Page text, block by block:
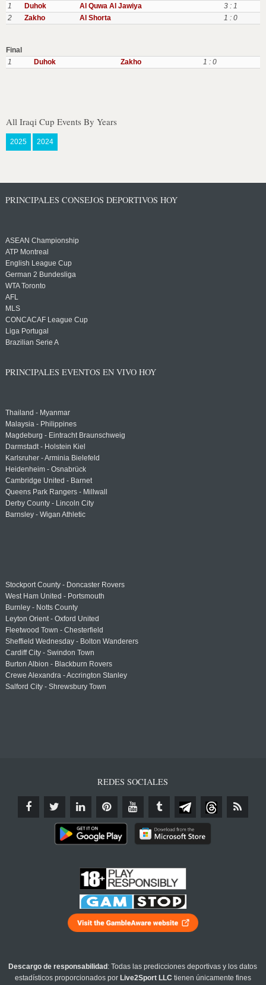
1
Duhok Al Quwa Al Jawiya
3 : 1
2
Zakho Al Shorta 1 : 0
Final
1
Duhok Zakho 1 : 0
All Iraqi Cup Events By Years
2025 2024
PRINCIPALES CONSEJOS DEPORTIVOS HOY
ASEAN Championship
ATP Montreal
English League Cup
German 2 Bundesliga
WTA Toronto
AFL
MLS
CONCACAF League Cup
Liga Portugal
Brazilian Serie A
PRINCIPALES EVENTOS EN VIVO HOY
Thailand - Myanmar
Malaysia - Philippines
Magdeburg - Eintracht Braunschweig
Darmstadt - Holstein Kiel
Karlsruher - Arminia Bielefeld
Heidenheim - Osnabrück
Cambridge United - Barnet
Queens Park Rangers - Millwall
Derby County - Lincoln City
Barnsley - Wigan Athletic
Stockport County - Doncaster Rovers
West Ham United - Portsmouth
Burnley - Notts County
Leyton Orient - Oxford United
Fleetwood Town - Chesterfield
Sheffield Wednesday - Bolton Wanderers
Cardiff City - Swindon Town
Burton Albion - Blackburn Rovers
Crewe Alexandra - Accrington Stanley
Salford City - Shrewsbury Town
REDES SOCIALES
Descargo de responsabilidad : Todas las predicciones deportivas y los datos
estadísticos proporcionados por Live2Sport LLC tienen únicamente fines